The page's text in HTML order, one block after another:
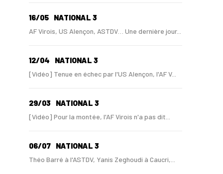
16/05 NATIONAL 3
AF Virois, US Alençon, ASTDV… Une dernière jour...
12/04 NATIONAL 3
[Vidéo] Tenue en échec par l'US Alençon, l'AF V...
29/03 NATIONAL 3
[Vidéo] Pour la montée, l'AF Virois n'a pas dit...
06/07 NATIONAL 3
Théo Barré à l'ASTDV, Yanis Zeghoudi à Caucri,...